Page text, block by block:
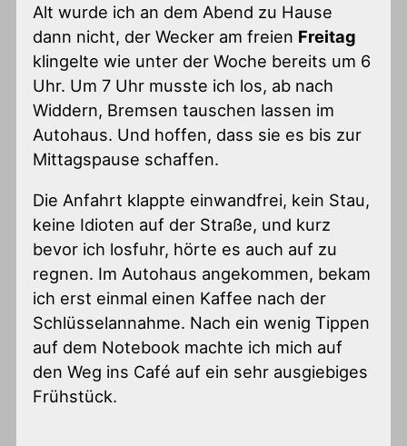
Alt wurde ich an dem Abend zu Hause
dann nicht, der Wecker am freien Freitag
klingelte wie unter der Woche bereits um 6
Uhr. Um 7 Uhr musste ich los, ab nach
Widdern, Bremsen tauschen lassen im
Autohaus. Und hoffen, dass sie es bis zur
Mittagspause schaffen.
Die Anfahrt klappte einwandfrei, kein Stau,
keine Idioten auf der Straße, und kurz
bevor ich losfuhr, hörte es auch auf zu
regnen. Im Autohaus angekommen, bekam
ich erst einmal einen Kaffee nach der
Schlüsselannahme. Nach ein wenig Tippen
auf dem Notebook machte ich mich auf
den Weg ins Café auf ein sehr ausgiebiges
Frühstück.